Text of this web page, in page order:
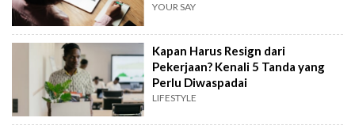
YOUR SAY
Kapan Harus Resign dari
Pekerjaan? Kenali 5 Tanda yang
Perlu Diwaspadai
LIFESTYLE